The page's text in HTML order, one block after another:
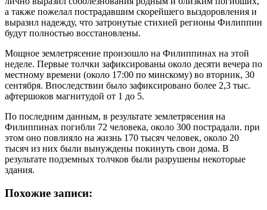
а также пожелал пострадавшим скорейшего выздоровления и
выразил надежду, что затронутые стихией регионы Филиппин
будут полностью восстановлены.
Мощное землетрясение произошло на Филиппинах на этой
неделе. Первые толчки зафиксированы около десяти вечера по
местному времени (около 17:00 по минскому) во вторник, 30
сентября. Впоследствии было зафиксировано более 2,3 тыс.
афтершоков магнитудой от 1 до 5.
По последним данным, в результате землетрясения на
Филиппинах погибли 72 человека, около 300 пострадали. при
этом оно повлияло на жизнь 170 тысяч человек, около 20
тысяч из них были вынуждены покинуть свои дома. В
результате подземных толчков были разрушены некоторые
здания.
Похожие записи: